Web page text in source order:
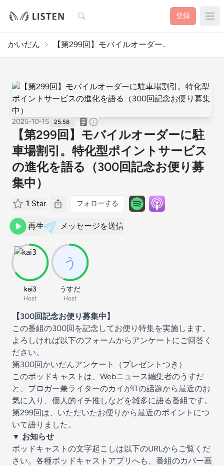
検索 登録
かいだん 【第299回】モバイルオーダー..
2025-10-15 25:58
【第299回】モバイルオーダーに駐
車場割引。特化型ポイントサービス
の進化を語る（300回記念お便り募
集中）
1 Star フォローする
再生 メッセージを送信
kai3
Host
うすだ
Host
【300回記念お便り募集中】
この番組の300回を記念してお便り特集を実施します。
よろしければ以下のフォームからアンケートにご回答く
ださい。
第300回かいだんアンケート（プレゼントつき）
このポッドキャストは、Webニュース編集者のうすだ
と、ブロガー兼ライターのカイがITの話題から最近のお
気に入り、個人的イチ推しなどを雑多に語る番組です。
第299回は、いただいたお便りから最近のポイントにつ
いて語りました。
▼ お知らせ
ポッドキャストの文字起こしは以下のURLからご覧くだ
さい。各種ポッドキャストアプリへも、番組のカバー画